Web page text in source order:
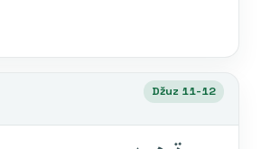
Džuz 11-12